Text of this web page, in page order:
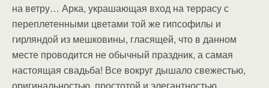
на ветру… Арка, украшающая вход на террасу с
переплетенными цветами той же гипсофилы и
гирляндой из мешковины, гласящей, что в данном
месте проводится не обычный праздник, а самая
настоящая свадьба! Все вокруг дышало свежестью,
оригинальностью, простотой и элегантностью.